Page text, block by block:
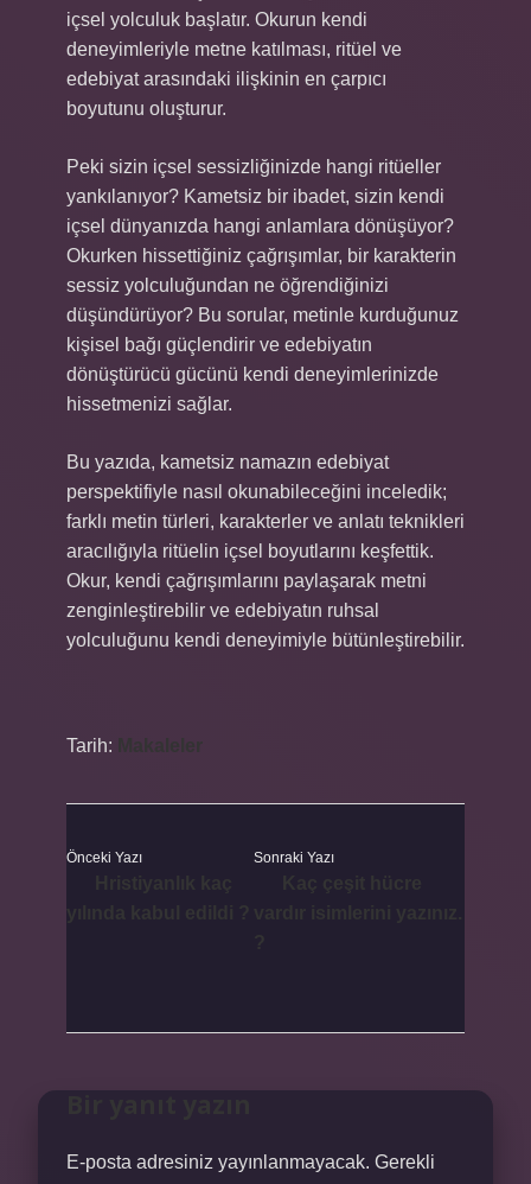
içsel yolculuk başlatır. Okurun kendi
deneyimleriyle metne katılması, ritüel ve
edebiyat arasındaki ilişkinin en çarpıcı
boyutunu oluşturur.
Peki sizin içsel sessizliğinizde hangi ritüeller
yankılanıyor? Kametsiz bir ibadet, sizin kendi
içsel dünyanızda hangi anlamlara dönüşüyor?
Okurken hissettiğiniz çağrışımlar, bir karakterin
sessiz yolculuğundan ne öğrendiğinizi
düşündürüyor? Bu sorular, metinle kurduğunuz
kişisel bağı güçlendirir ve edebiyatın
dönüştürücü gücünü kendi deneyimlerinizde
hissetmenizi sağlar.
Bu yazıda, kametsiz namazın edebiyat
perspektifiyle nasıl okunabileceğini inceledik;
farklı metin türleri, karakterler ve anlatı teknikleri
aracılığıyla ritüelin içsel boyutlarını keşfettik.
Okur, kendi çağrışımlarını paylaşarak metni
zenginleştirebilir ve edebiyatın ruhsal
yolculuğunu kendi deneyimiyle bütünleştirebilir.
Tarih:
Önceki Yazı Sonraki Yazı
E-posta adresiniz yayınlanmayacak. Gerekli